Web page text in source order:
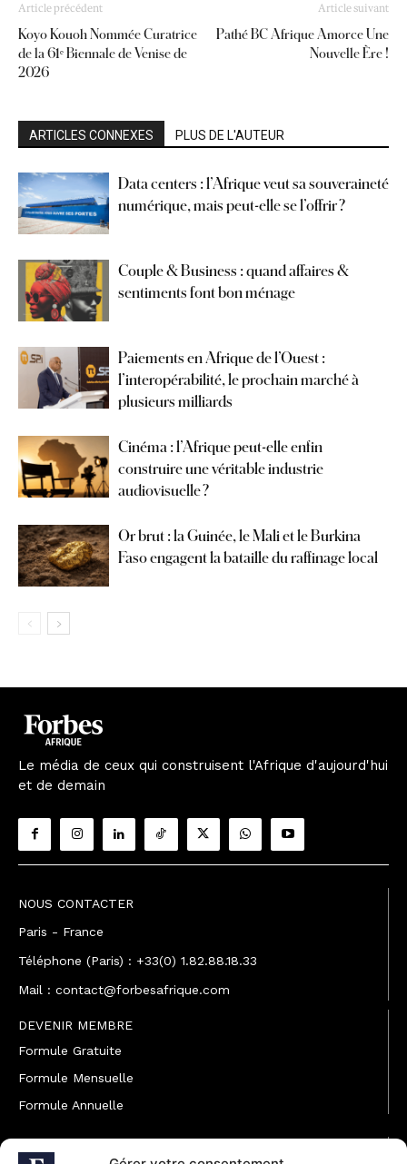
Article précédent
Koyo Kouoh Nommée Curatrice
de la 61ᵉ Biennale de Venise de
2026
Article suivant
Pathé BC Afrique Amorce Une
Nouvelle Ère !
ARTICLES CONNEXES PLUS DE L'AUTEUR
Data centers : l’Afrique veut sa souveraineté
numérique, mais peut-elle se l’offrir ?
Couple & Business : quand affaires &
sentiments font bon ménage
Paiements en Afrique de l’Ouest :
l’interopérabilité, le prochain marché à
plusieurs milliards
Cinéma : l’Afrique peut-elle enfin
construire une véritable industrie
audiovisuelle ?
Or brut : la Guinée, le Mali et le Burkina
Faso engagent la bataille du raffinage local
Le média de ceux qui construisent l'Afrique d'aujourd'hui
et de demain
NOUS CONTACTER
Paris - France
Téléphone (Paris) : +33(0) 1.82.88.18.33
Mail : contact@forbesafrique.com
DEVENIR MEMBRE
Formule Gratuite
Formule Mensuelle
Formule Annuelle
JOINDRE L'ÉQUIPE